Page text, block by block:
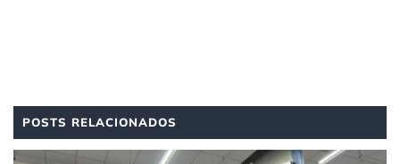
POSTS RELACIONADOS